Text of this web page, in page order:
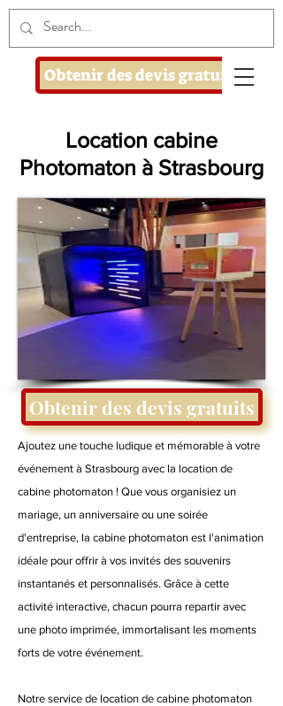
Obtenir des devis gratuits
Location cabine
Photomaton à Strasbourg
Obtenir des devis gratuits
Ajoutez une touche ludique et mémorable à votre
événement à Strasbourg avec la location de
cabine photomaton ! Que vous organisiez un
mariage, un anniversaire ou une soirée
d'entreprise, la cabine photomaton est l'animation
idéale pour offrir à vos invités des souvenirs
instantanés et personnalisés. Grâce à cette
activité interactive, chacun pourra repartir avec
une photo imprimée, immortalisant les moments
forts de votre événement.
Notre service de location de cabine photomaton